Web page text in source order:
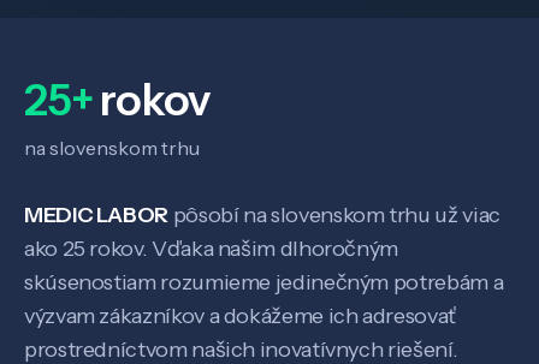
SK EN
25+rokov
na slovenskom trhu
MEDIC LABOR pôsobí na slovenskom trhu už viac
ako 25 rokov. Vďaka našim dlhoročným
skúsenostiam rozumieme jedinečným potrebám a
výzvam zákazníkov a dokážeme ich adresovať
prostredníctvom našich inovatívnych riešení.